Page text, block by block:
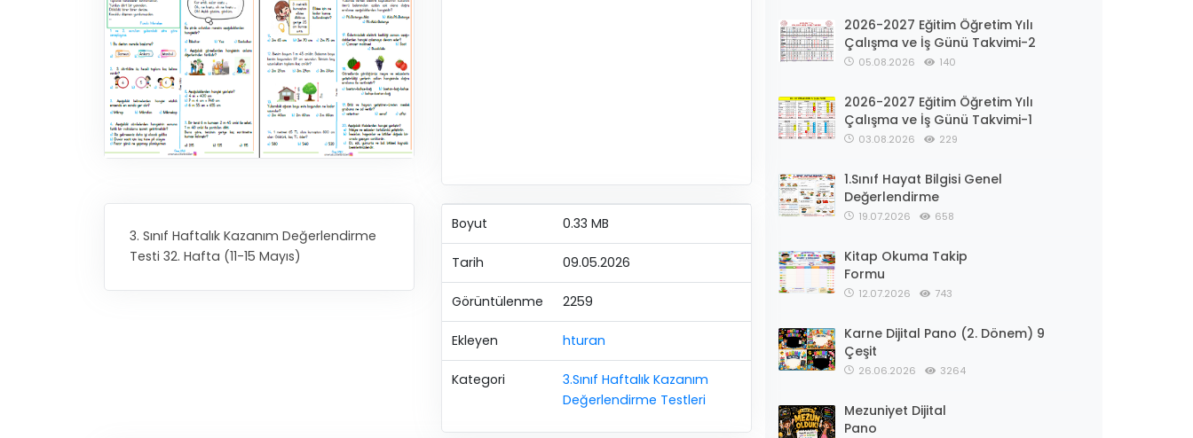
3. Sınıf Haftalık Kazanım Değerlendirme
Testi 32. Hafta (11-15 Mayıs)
Boyut 0.33 MB
Tarih 09.05.2026
Görüntülenme 2259
Ekleyen hturan
Kategori
3.Sınıf Haftalık Kazanım
Değerlendirme Testleri
2026-2027 Eğitim Öğretim Yılı
Çalışma ve İş Günü Takvimi-2
05.08.2026 140
2026-2027 Eğitim Öğretim Yılı
Çalışma ve İş Günü Takvimi-1
03.08.2026 229
1.Sınıf Hayat Bilgisi Genel
Değerlendirme
19.07.2026 658
Kitap Okuma Takip
Formu
12.07.2026 743
Karne Dijital Pano (2. Dönem) 9
Çeşit
26.06.2026 3264
Mezuniyet Dijital
Pano